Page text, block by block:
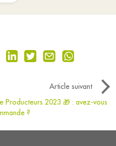
Article suivant
Producteurs 2023 🎁 : avez-vous
?